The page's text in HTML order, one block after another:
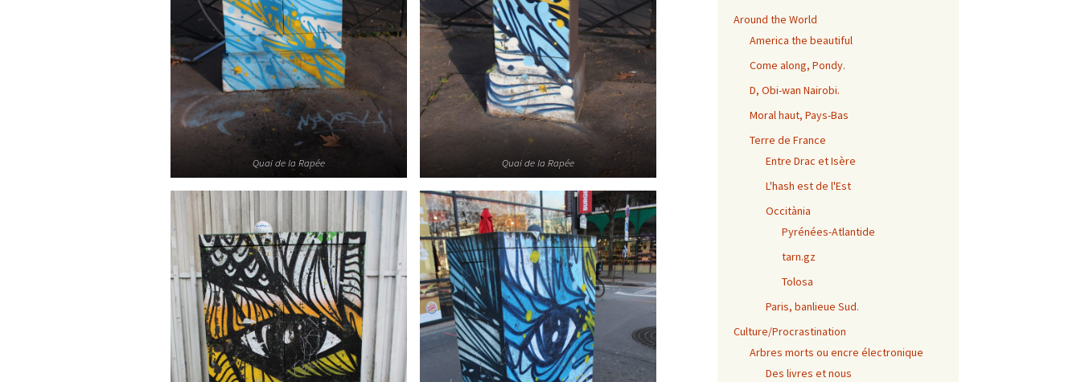
Quai de la Rapée Quai de la Rapée
Around the World
America the beautiful
Come along, Pondy.
D, Obi-wan Nairobi.
Moral haut, Pays-Bas
Terre de France
Entre Drac et Isère
L'hash est de l'Est
Occitània
Pyrénées-Atlantide
tarn.gz
Tolosa
Paris, banlieue Sud.
Culture/Procrastination
Arbres morts ou encre électronique
Des livres et nous